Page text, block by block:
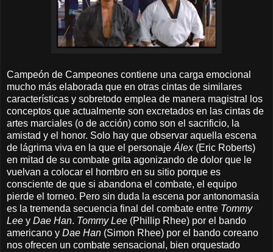
Campeón de Campeones contiene una carga emocional
mucho más elaborada que en otras cintas de similares
características y sobretodo emplea de manera magistral los
conceptos que actualmente son excretados en las cintas de
artes marciales (o de acción) como son el sacrificio, la
amistad y el honor. Solo hay que observar aquella escena
de lágrima viva en la que el personaje Álex(Eric Roberts)
en mitad de su combate grita agonizando de dolor que le
vuelvan a colocar el hombro en su sitio porque es
consciente de que si abandona el combate, el equipo
pierde el torneo. Pero sin duda la escena por antonomasia
es la tremenda secuencia final del combate entre Tommy
Lee y Dae Han. Tommy Lee (Phillip Rhee) por el bando
americano y Dae Han (Simon Rhee) por el bando coreano
nos ofrecen un combate sensacional, bien orquestado